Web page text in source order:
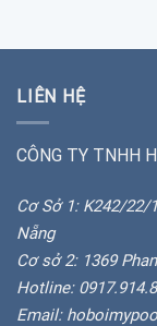
LIÊN HỆ
CÔNG TY TNHH
Cơ Sở 1: K242/22/
Nẵng
Cơ sở 2: 1369
Hotline:
Email: